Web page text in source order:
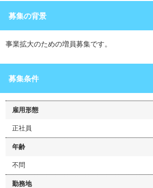
募集の背景
事業拡大のための増員募集です。
募集条件
雇用形態
正社員
年齢
不問
勤務地